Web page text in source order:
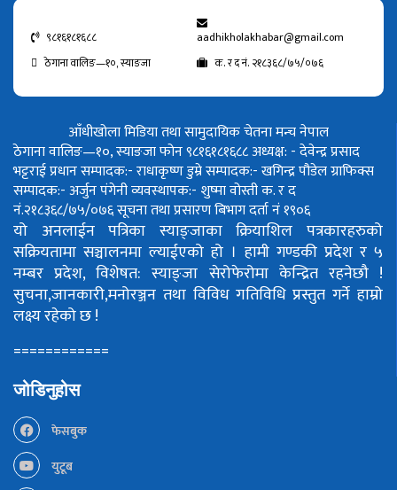
९८१६१८१६८८
aadhikholakhabar@gmail.com
ठेगाना वालिङ—१०, स्याङजा
क. र द नं. २१८३६८/७५/०७६
आँधीखोला मिडिया तथा सामुदायिक चेतना मन्च नेपाल
ठेगाना वालिङ—१०, स्याङजा फोन ९८१६१८१६८८अध्यक्ष: - देवेन्द्र प्रसाद
भट्टराईप्रधान सम्पादक:- राधाकृष्ण डुम्रेसम्पादक:- खगिन्द्र पौडेलग्राफिक्स
सम्पादक:- अर्जुन पंगेनीव्यवस्थापक:- शुष्मा वोस्तीक. र द
नं.२१८३६८/७५/०७६सूचना तथा प्रसारण बिभाग दर्ता नं १९०६
यो अनलाईन पत्रिका स्याङ्जाका क्रियाशिल पत्रकारहरुको
सक्रियतामा सञ्चालनमा ल्याईएको हो । हामी गण्डकी प्रदेश र ५
नम्बर प्रदेश, विशेषत: स्याङ्जा सेरोफेरोमा केन्द्रित रहनेछौ !
सुचना,जानकारी,मनोरञ्जन तथा विविध गतिविधि प्रस्तुत गर्ने हाम्रो
लक्ष्य रहेको छ !
============
जोडिनुहोस
फेसबुक
युटूब